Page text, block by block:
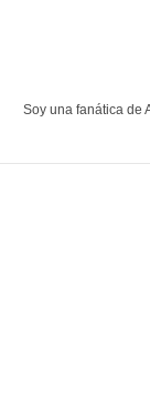
Soy una fanática de